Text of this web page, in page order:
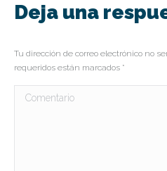
Deja una
Tu dirección de correo electrónico no
requeridos están marcados *
Comentario